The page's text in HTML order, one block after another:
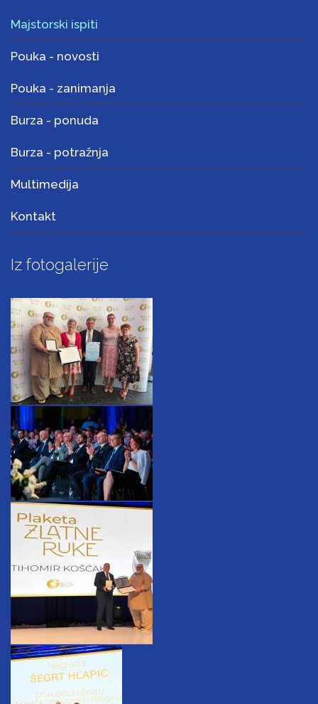
Majstorski ispiti
Pouka - novosti
Pouka - zanimanja
Burza - ponuda
Burza - potražnja
Multimedija
Kontakt
Iz fotogalerije